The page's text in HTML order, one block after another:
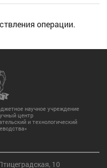
операции.
научное учреждение
центр
и технологический
10